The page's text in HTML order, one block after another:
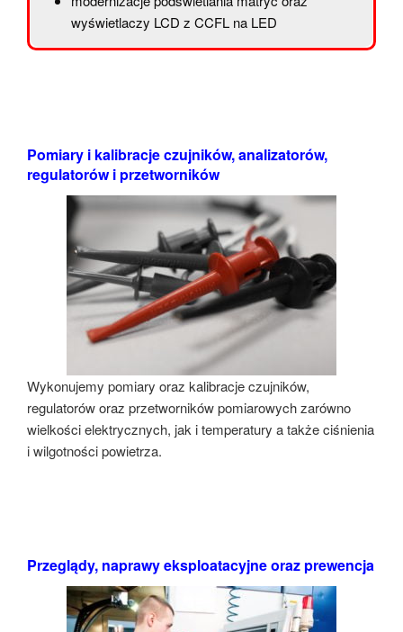
wyświetlaczy LCD z CCFL na LED
Pomiary i kalibracje czujników, analizatorów,
regulatorów i przetworników
Wykonujemy pomiary oraz kalibracje czujników,
regulatorów oraz przetworników pomiarowych zarówno
wielkości elektrycznych, jak i temperatury a także ciśnienia
i wilgotności powietrza.
Przeglądy, naprawy eksploatacyjne oraz prewencja